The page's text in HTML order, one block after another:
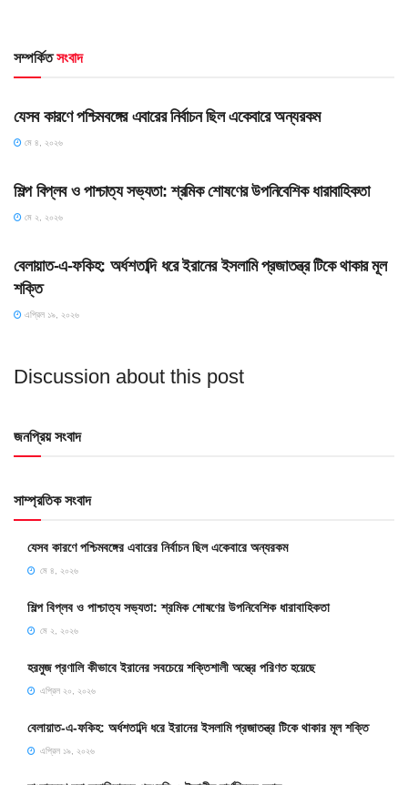
সম্পর্কিতসংবাদ
HOME POST
যেসব কারণে পশ্চিমবঙ্গের এবারের নির্বাচন ছিল একেবারে অন্যরকম
মে ৪, ২০২৬
শিল্প বিপ্লব ও পাশ্চাত্য সভ্যতা: শ্রমিক শোষণের উপনিবেশিক ধারাবাহিকতা
মে ২, ২০২৬
বেলায়াত-এ-ফকিহ: অর্ধশতাব্দি ধরে ইরানের ইসলামি প্রজাতন্ত্র টিকে থাকার মূল
শক্তি
এপ্রিল ১৯, ২০২৬
Discussion about this post
জনপ্রিয় সংবাদ
সাম্প্রতিক সংবাদ
যেসব কারণে পশ্চিমবঙ্গের এবারের নির্বাচন ছিল একেবারে অন্যরকম
মে ৪, ২০২৬
শিল্প বিপ্লব ও পাশ্চাত্য সভ্যতা: শ্রমিক শোষণের উপনিবেশিক ধারাবাহিকতা
মে ২, ২০২৬
হরমুজ প্রণালি কীভাবে ইরানের সবচেয়ে শক্তিশালী অস্ত্রে পরিণত হয়েছে
এপ্রিল ২০, ২০২৬
বেলায়াত-এ-ফকিহ: অর্ধশতাব্দি ধরে ইরানের ইসলামি প্রজাতন্ত্র টিকে থাকার মূল শক্তি
এপ্রিল ১৯, ২০২৬